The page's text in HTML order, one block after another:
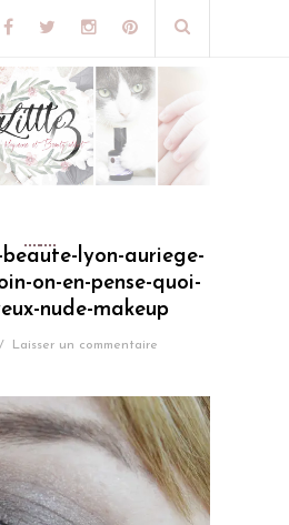
lyon-auriege-
on-en-pense-quoi-
nude-makeup
/ Laisser un commentaire